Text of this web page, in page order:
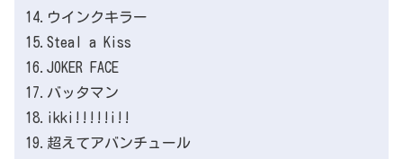
14.ウインクキラー
15.Steal a Kiss
16.JOKER FACE
17.バッタマン
18.ikki!!!!!i!!
19.超えてアバンチュール